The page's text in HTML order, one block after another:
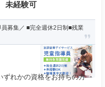
未経験可
募集／ ■完全週休2日制■残業
れかの資格をお持ちの方 ・